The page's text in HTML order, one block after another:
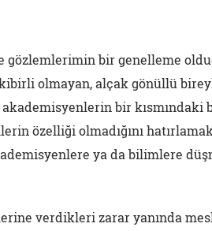
bir genelleme
olmayan, alçak gönüllü
bir kısmındaki
özelliği olmadığını
ya da bilimlere
verdikleri zarar yanında